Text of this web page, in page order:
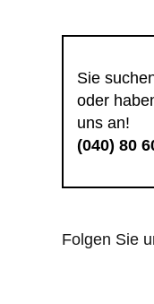
Sie
oder
uns an!
(040) 80
Folgen Sie